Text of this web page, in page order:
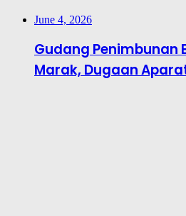
June 4, 2026
Gudang Penimbunan
Marak, Dugaan